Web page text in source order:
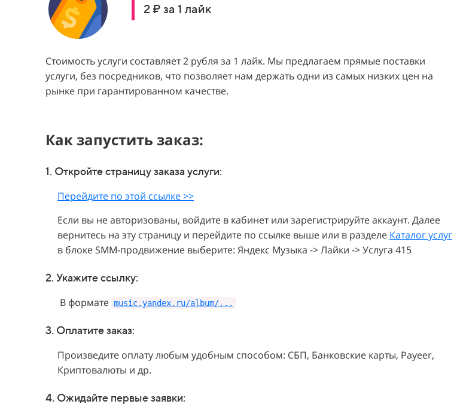
2 ₽ за 1 лайк
Стоимость услуги составляет 2 рубля за 1 лайк. Мы предлагаем прямые поставки
услуги, без посредников, что позволяет нам держать одни из самых низких цен на
рынке при гарантированном качестве.
Как запустить заказ:
1. Откройте страницу заказа услуги:
Перейдите по этой ссылке >>
Если вы не авторизованы, войдите в кабинет или зарегистрируйте аккаунт. Далее
вернитесь на эту страницу и перейдите по ссылке выше или в разделе Каталог услуг
в блоке SMM-продвижение выберите: Яндекс Музыка -> Лайки -> Услуга 415
2. Укажитессылку:
В формате music.yandex.ru/album/...
3. Оплатите заказ:
Произведите оплату любым удобным способом: СБП, Банковские карты, Payeer,
Криптовалюты и др.
4. Ожидайте первые заявки: